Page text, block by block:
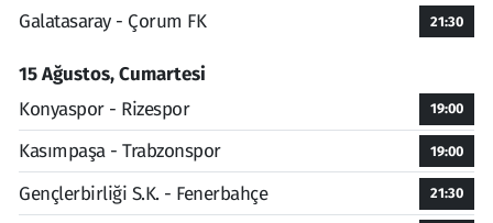
Galatasaray - Çorum FK
21:30
15 Ağustos, Cumartesi
Konyaspor - Rizespor
19:00
Kasımpaşa - Trabzonspor 19:00
Gençlerbirliği S.K. - Fenerbahçe 21:30